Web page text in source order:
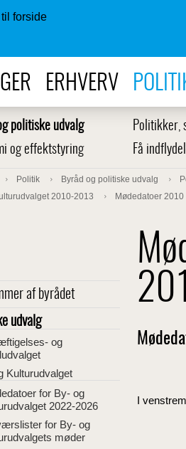
ERHVERV
politiske udvalg Politikker,
og effektstyring
Få
Politik Byråd og politiske udvalg
2010-2013
Mødedatoer 2010
af byrådet
udvalg
og
Kulturudvalget
for By- og
2022-2026
for By- og
møder
I